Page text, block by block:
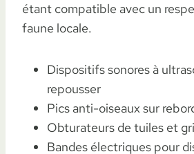
étant compatible avec un
faune locale.
Dispositifs sonores à
repousser
Pics anti-oiseaux sur
Obturateurs de tuiles et
Bandes électriques pour